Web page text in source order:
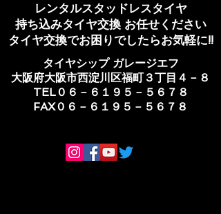
レンタルスタッドレスタイヤ
持ち込みタイヤ交換 お任せください
​タイヤ交換でお困りでしたらお気軽に!!
​タイヤシップ ​ガレージエフ
大阪府大阪市西淀川区福町３丁目４－８
TEL０６－６１９５－５６７８
​FAX０６－６１９５－５６７８